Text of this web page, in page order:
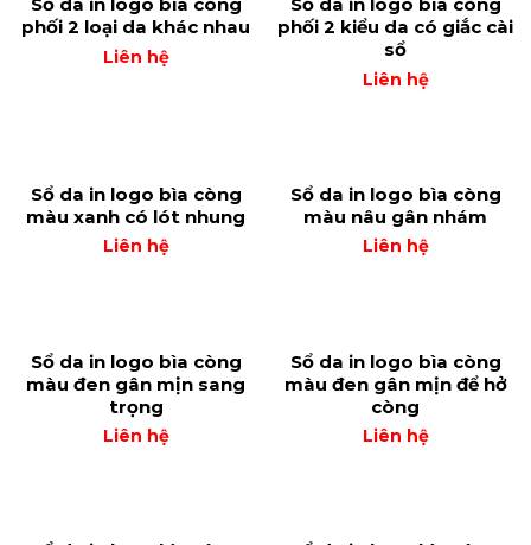
Sổ da in logo bìa còng
phối 2 loại da khác nhau
Liên hệ
Sổ da in logo bìa còng
phối 2 kiểu da có giắc cài
sổ
Liên hệ
Sổ da in logo bìa còng
màu xanh có lót nhung
Liên hệ
Sổ da in logo bìa còng
màu nâu gân nhám
Liên hệ
Sổ da in logo bìa còng
màu đen gân mịn sang
trọng
Liên hệ
Sổ da in logo bìa còng
màu đen gân mịn để hở
còng
Liên hệ